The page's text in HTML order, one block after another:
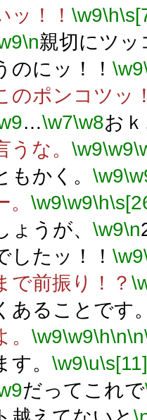
ッ！！ \w9\h
\n親切にツ
のにッ！！ \w9
のポンコツッ
…\w7\w8お
うな。 \w9\w9
もかく。 \w9
。 \w9\w9\h
ょうが、 \w9\n
したッ！！ \w9
で前振り！？
あることです
。 \w9\w9\h\n\n
す。 \w9\u\s[11]
だってこれで